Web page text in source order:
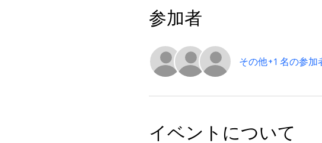
参加者
その他+1 名の参加
イベントについて